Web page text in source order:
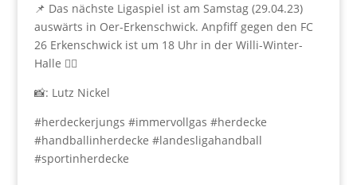
📌 Das nächste Ligaspiel ist am Samstag (29.04.23)
auswärts in Oer-Erkenschwick. Anpfiff gegen den FC
26 Erkenschwick ist um 18 Uhr in der Willi-Winter-
Halle 🤾‍♂️
📸: Lutz Nickel
#herdeckerjungs #immervollgas #herdecke
#handballinherdecke #landesligahandball
#sportinherdecke